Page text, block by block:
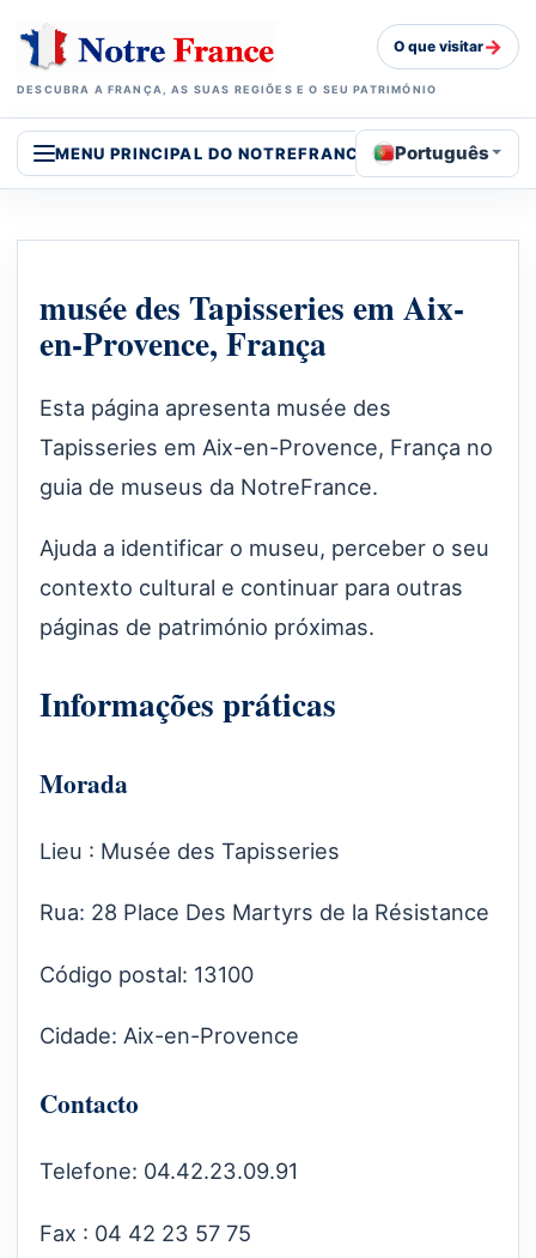
DESCUBRA A FRANÇA, AS SUAS REGIÕES E O SEU PATRIMÓNIO
O que visitar→
MENU PRINCIPAL DO NOTREFRANCE Português
musée des Tapisseries em Aix-
en-Provence, França
Esta página apresenta musée des
Tapisseries em Aix-en-Provence, França no
guia de museus da NotreFrance.
Ajuda a identificar o museu, perceber o seu
contexto cultural e continuar para outras
páginas de património próximas.
Informações práticas
Morada
Lieu : Musée des Tapisseries
Rua: 28 Place Des Martyrs de la Résistance
Código postal: 13100
Cidade: Aix-en-Provence
Contacto
Telefone: 04.42.23.09.91
Fax : 04 42 23 57 75